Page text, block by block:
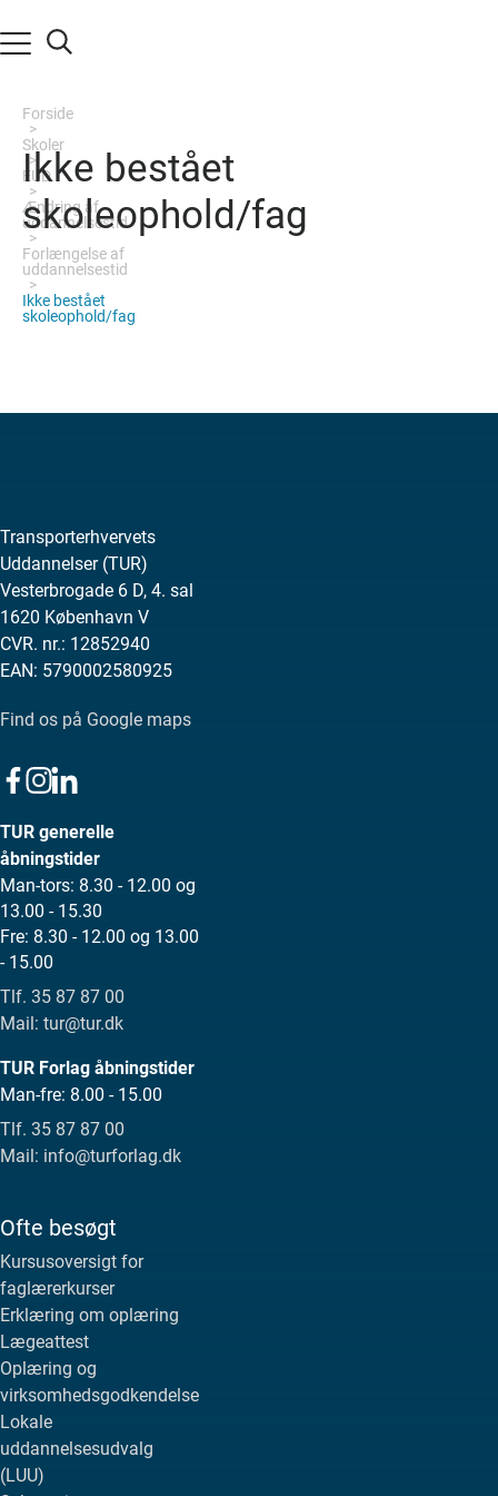
Forside
Skoler
EUD
Ændring af
uddannelsestid
Forlængelse af
uddannelsestid
Ikke bestået
skoleophold/fag
Ikke bestået
skoleophold/fag
Transporterhvervets
Uddannelser (TUR)
Vesterbrogade 6 D, 4. sal
1620 København V
CVR. nr.: 12852940
EAN: 5790002580925
Find os på Google maps
TUR generelle
åbningstider
Man-tors: 8.30 - 12.00 og
13.00 - 15.30
Fre: 8.30 - 12.00 og 13.00
- 15.00
Tlf. 35 87 87 00
Mail: tur@tur.dk
TUR Forlag åbningstider
Man-fre: 8.00 - 15.00
Tlf. 35 87 87 00
Mail: info@turforlag.dk
Ofte besøgt
Kursusoversigt for
faglærerkurser
Erklæring om oplæring
Lægeattest
Oplæring og
virksomhedsgodkendelse
Lokale
uddannelsesudvalg
(LUU)